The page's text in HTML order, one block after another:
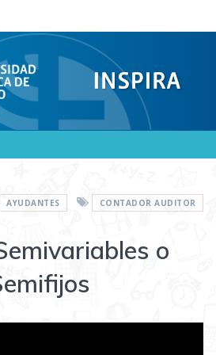
contenido
AYUDANTES CONTADOR AUDITOR
o